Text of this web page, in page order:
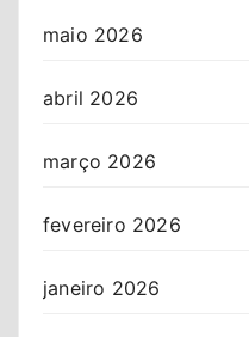
maio 2026
abril 2026
março 2026
fevereiro 2026
janeiro 2026